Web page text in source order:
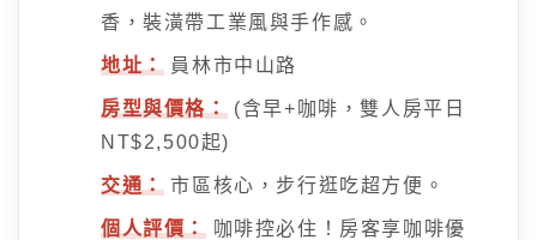
香，裝潢帶工業風與手作感。
地址：員林市中山路
房型與價格：(含早+咖啡，雙人房平日
NT$2,500起)
交通：市區核心，步行逛吃超方便。
個人評價： 咖啡控必住！房客享咖啡優